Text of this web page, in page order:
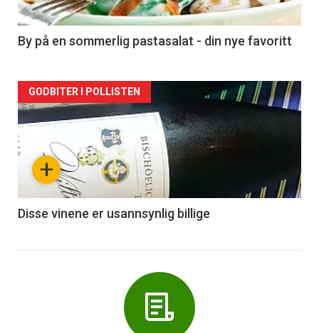
-
5
By på en sommerlig pastasalat - din nye favoritt
Forsiden
akkurat
nå
6
+
GODBITER I POLLISTEN
Disse vinene er usannsynlig billige